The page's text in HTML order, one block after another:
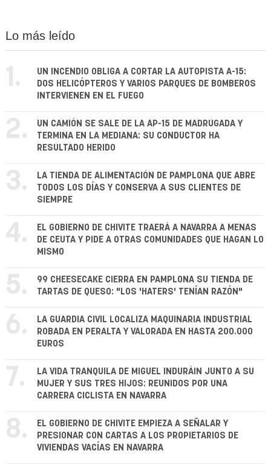
Lo más leído
1.
UN INCENDIO OBLIGA A CORTAR LA AUTOPISTA A-15:
DOS HELICÓPTEROS Y VARIOS PARQUES DE BOMBEROS
INTERVIENEN EN EL FUEGO
2.
UN CAMIÓN SE SALE DE LA AP-15 DE MADRUGADA Y
TERMINA EN LA MEDIANA: SU CONDUCTOR HA
RESULTADO HERIDO
3.
LA TIENDA DE ALIMENTACIÓN DE PAMPLONA QUE ABRE
TODOS LOS DÍAS Y CONSERVA A SUS CLIENTES DE
SIEMPRE
4.
EL GOBIERNO DE CHIVITE TRAERÁ A NAVARRA A MENAS
DE CEUTA Y PIDE A OTRAS COMUNIDADES QUE HAGAN LO
MISMO
5.
99 CHEESECAKE CIERRA EN PAMPLONA SU TIENDA DE
TARTAS DE QUESO: "LOS 'HATERS' TENÍAN RAZÓN"
6.
LA GUARDIA CIVIL LOCALIZA MAQUINARIA INDUSTRIAL
ROBADA EN PERALTA Y VALORADA EN HASTA 200.000
EUROS
7.
LA VIDA TRANQUILA DE MIGUEL INDURÁIN JUNTO A SU
MUJER Y SUS TRES HIJOS: REUNIDOS POR UNA
CARRERA CICLISTA EN NAVARRA
8.
EL GOBIERNO DE CHIVITE EMPIEZA A SEÑALAR Y
PRESIONAR CON CARTAS A LOS PROPIETARIOS DE
VIVIENDAS VACÍAS EN NAVARRA